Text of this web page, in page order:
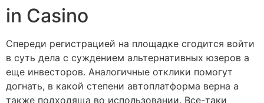
in Casino
Спереди регистрацией на площадке сгодится войти
в суть дела с суждением альтернативных юзеров а
еще инвесторов. Аналогичные отклики помогут
догнать, в какой степени автоплатформа верна а
также подходяща во использовании. Все-таки